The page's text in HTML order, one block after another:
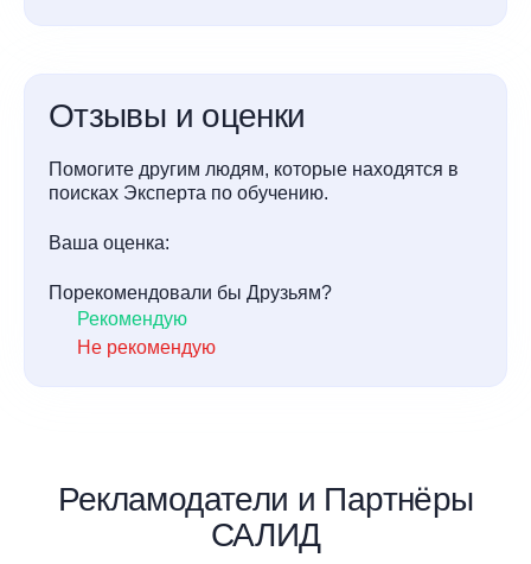
Отзывы и оценки
Помогите другим людям, которые находятся в
поисках Эксперта по обучению.
Ваша оценка:
Порекомендовали бы Друзьям?
Рекомендую
Не рекомендую
Рекламодатели и Партнёры
САЛИД